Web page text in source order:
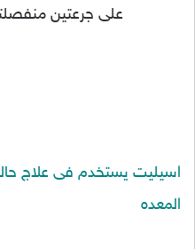
على جرعتين
اسيليت يستخدم فى علاج
المعده